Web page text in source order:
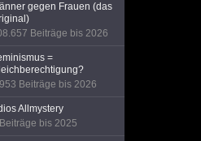
gegen Frauen (das
Beiträge bis 2026
=
Beiträge bis 2026
Allmystery
bis 2025